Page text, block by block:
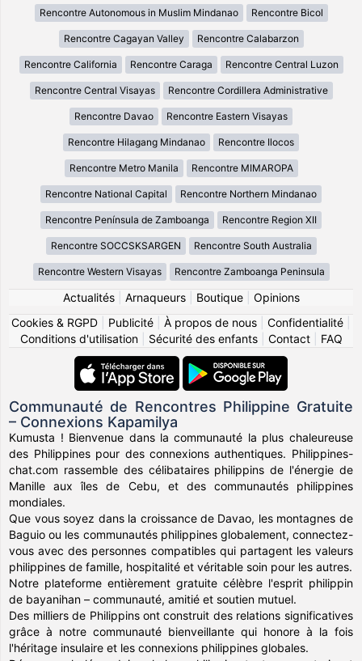
Rencontre Autonomous in Muslim Mindanao Rencontre Bicol
Rencontre Cagayan Valley Rencontre Calabarzon
Rencontre California Rencontre Caraga Rencontre Central Luzon
Rencontre Central Visayas Rencontre Cordillera Administrative
Rencontre Davao Rencontre Eastern Visayas
Rencontre Hilagang Mindanao Rencontre Ilocos
Rencontre Metro Manila Rencontre MIMAROPA
Rencontre National Capital Rencontre Northern Mindanao
Rencontre Península de Zamboanga Rencontre Region XII
Rencontre SOCCSKSARGEN Rencontre South Australia
Rencontre Western Visayas Rencontre Zamboanga Peninsula
Actualités| Arnaqueurs| Boutique| Opinions
Cookies & RGPD
Publicité À propos de nous Confidentialité
Conditions d'utilisation| Sécurité des enfants| Contact| FAQ
Communauté de Rencontres Philippine Gratuite
– Connexions Kapamilya
Kumusta ! Bienvenue dans la communauté la plus chaleureuse
des Philippines pour des connexions authentiques. Philippines-
chat.com rassemble des célibataires philippins de l'énergie de
Manille aux îles de Cebu, et des communautés philippines
mondiales.
Que vous soyez dans la croissance de Davao, les montagnes de
Baguio ou les communautés philippines globalement, connectez-
vous avec des personnes compatibles qui partagent les valeurs
philippines de famille, hospitalité et véritable soin pour les autres.
Notre plateforme entièrement gratuite célèbre l'esprit philippin
de bayanihan – communauté, amitié et soutien mutuel.
Des milliers de Philippins ont construit des relations significatives
grâce à notre communauté bienveillante qui honore à la fois
l'héritage insulaire et les connexions philippines globales.